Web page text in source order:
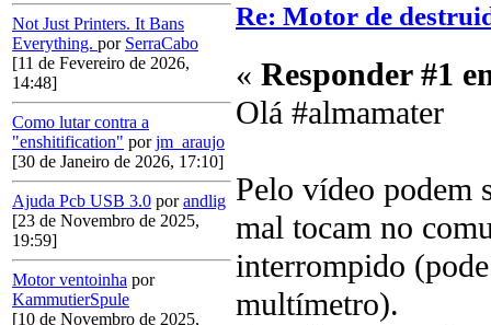
Not Just Printers. It Bans
Everything. por SerraCabo
[11 de Fevereiro de 2026,
14:48]
Como lutar contra a
"enshitification" porjm_araujo
[30 de Janeiro de 2026, 17:10]
Ajuda Pcb USB 3.0 porandlig
[23 de Novembro de 2025,
19:59]
Motor ventoinha por
KammutierSpule
[10 de Novembro de 2025,
Re: Motor de
« Responder #1
Olá #almamater
Pelo vídeo podem
mal tocam no
interrompido
multímetro).